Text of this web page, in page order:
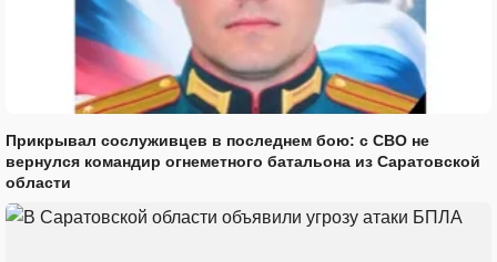
Прикрывал сослуживцев в последнем бою: с СВО не
вернулся командир огнеметного батальона из Саратовской
области